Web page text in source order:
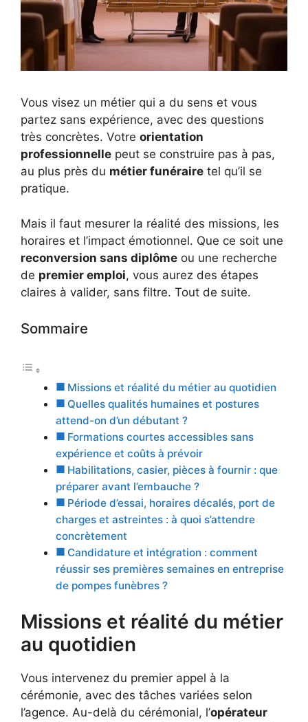
Vous visez un métier qui a du sens et vous
partez sans expérience, avec des questions
très concrètes. Votre orientation
professionnelle peut se construire pas à pas,
au plus près du métier funéraire tel qu’il se
pratique.
Mais il faut mesurer la réalité des missions, les
horaires et l’impact émotionnel. Que ce soit une
reconversion sans diplôme ou une recherche
de premier emploi, vous aurez des étapes
claires à valider, sans filtre. Tout de suite.
Sommaire
Missions et réalité du métier au quotidien
Quelles qualités humaines et postures
attend-on d’un débutant ?
Formations courtes accessibles sans
expérience et coûts à prévoir
Habilitations, casier, pièces à fournir : que
préparer avant l’embauche ?
Période d’essai, horaires décalés, port de
charges et astreintes : à quoi s’attendre
concrètement
Candidature et intégration : comment
réussir ses premières semaines en entreprise
de pompes funèbres ?
Missions et réalité du métier
au quotidien
Vous intervenez du premier appel à la
cérémonie, avec des tâches variées selon
l’agence. Au-delà du cérémonial, l’opérateur